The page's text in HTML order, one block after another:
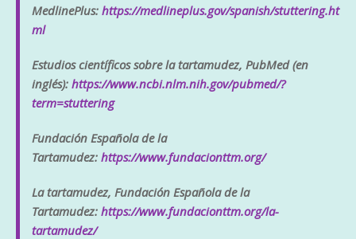
MedlinePlus: https://medlineplus.gov/spanish/stuttering.ht
ml
Estudios científicos sobre la tartamudez, PubMed (en
inglés): https://www.ncbi.nlm.nih.gov/pubmed/?
term=stuttering
Fundación Española de la
Tartamudez: https://www.fundacionttm.org/
La tartamudez, Fundación Española de la
Tartamudez: https://www.fundacionttm.org/la-
tartamudez/